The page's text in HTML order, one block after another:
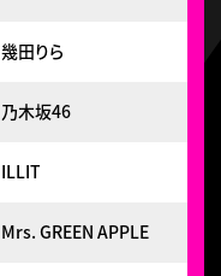
幾田りら
乃木坂46
ILLIT
Mrs. GREEN APPLE